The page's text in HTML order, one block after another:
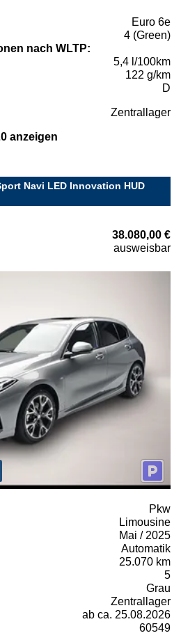
Euro 6e
4 (Green)
nach WLTP:
5,4 l/100km
122 g/km
D
Zentrallager
anzeigen
Navi LED Innovation HUD
38.080,00 €
ausweisbar
Pkw
Limousine
Mai / 2025
Automatik
25.070 km
5
Grau
Zentrallager
ab ca. 25.08.2026
60549